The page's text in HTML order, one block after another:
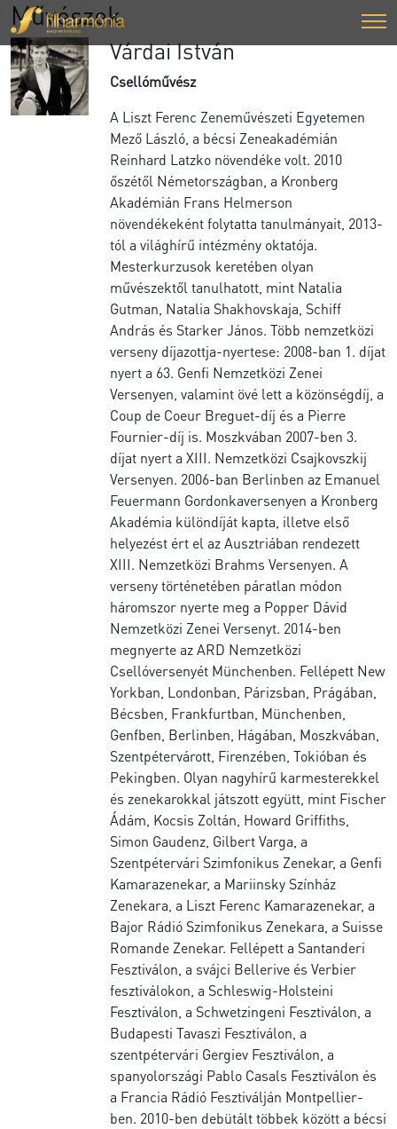
Művészek
Várdai István
Csellóművész
A Liszt Ferenc Zeneművészeti Egyetemen
Mező László, a bécsi Zeneakadémián
Reinhard Latzko növendéke volt. 2010
őszétől Németországban, a Kronberg
Akadémián Frans Helmerson
növendékeként folytatta tanulmányait, 2013-
tól a világhírű intézmény oktatója.
Mesterkurzusok keretében olyan
művészektől tanulhatott, mint Natalia
Gutman, Natalia Shakhovskaja, Schiff
András és Starker János. Több nemzetközi
verseny díjazottja-nyertese: 2008-ban 1. díjat
nyert a 63. Genfi Nemzetközi Zenei
Versenyen, valamint övé lett a közönségdíj, a
Coup de Coeur Breguet-díj és a Pierre
Fournier-díj is. Moszkvában 2007-ben 3.
díjat nyert a XIII. Nemzetközi Csajkovszkij
Versenyen. 2006-ban Berlinben az Emanuel
Feuermann Gordonkaversenyen a Kronberg
Akadémia különdíját kapta, illetve első
helyezést ért el az Ausztriában rendezett
XIII. Nemzetközi Brahms Versenyen. A
verseny történetében páratlan módon
háromszor nyerte meg a Popper Dávid
Nemzetközi Zenei Versenyt. 2014-ben
megnyerte az ARD Nemzetközi
Csellóversenyét Münchenben. Fellépett New
Yorkban, Londonban, Párizsban, Prágában,
Bécsben, Frankfurtban, Münchenben,
Genfben, Berlinben, Hágában, Moszkvában,
Szentpétervárott, Firenzében, Tokióban és
Pekingben. Olyan nagyhírű karmesterekkel
és zenekarokkal játszott együtt, mint Fischer
Ádám, Kocsis Zoltán, Howard Griffiths,
Simon Gaudenz, Gilbert Varga, a
Szentpétervári Szimfonikus Zenekar, a Genfi
Kamarazenekar, a Mariinsky Színház
Zenekara, a Liszt Ferenc Kamarazenekar, a
Bajor Rádió Szimfonikus Zenekara, a Suisse
Romande Zenekar. Fellépett a Santanderi
Fesztiválon, a svájci Bellerive és Verbier
fesztiválokon, a Schleswig-Holsteini
Fesztiválon, a Schwetzingeni Fesztiválon, a
Budapesti Tavaszi Fesztiválon, a
szentpétervári Gergiev Fesztiválon, a
spanyolországi Pablo Casals Fesztiválon és
a Francia Rádió Fesztiválján Montpellier-
ben. 2010-ben debütált többek között a bécsi